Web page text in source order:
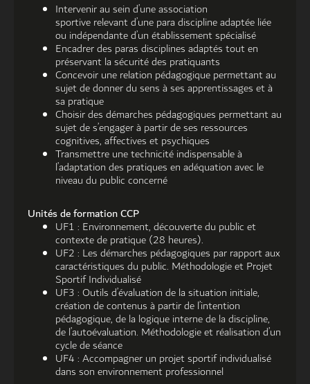
Intervenir au sein d’une association
sportive relevant d’une para discipline adaptée liée
ou indépendante d’un établissement spécialisé
Encadrer des paras disciplines adaptés tout en
préservant la sécurité des pratiquants
Concevoir une relation pédagogique permettant au
sujet de donner du sens à ses apprentissages et à
sa pratique
Choisir des démarches pédagogiques permettant au
sujet de s’engager à partir de ses ressources
cognitives, affectives et psychiques
Transmettre une technicité indispensable à
l’adaptation des pratiques en adéquation avec le
niveau du public concerné
Unités de formation CCP
UF1 : Environnement, découverte du public et
contexte de pratique (28 heures).
UF2 : Les démarches pédagogiques par rapport aux
caractéristiques du public. Méthodologie et Projet
Sportif Individualisé
UF3 : Outils d’évaluation de la situation initiale,
création de contenus à partir de l’intention
pédagogique, de la logique interne de la discipline,
de l’autoévaluation. Méthodologie et réalisation d’un
cycle de séance
UF4 : Accompagner un projet sportif individualisé
dans son environnement professionnel